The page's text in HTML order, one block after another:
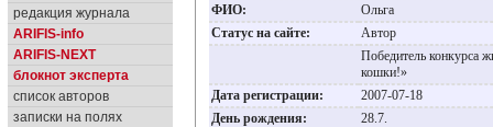
редакция журнала
ARIFIS-info
ARIFIS-NEXT
блокнот эксперта
список авторов
записки на полях
ФИО:
Ольга
Статус на сайте:
Автор
Победитель конкурса
кошки!»
Дата регистрации:
2007-07-18
День рождения:
28.7.